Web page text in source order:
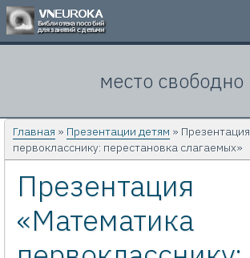
Кроссворды
Презентации
Задачи
Картинки
Контакты
место свободно
Главная » Презентации детям »
первокласснику: перестановка слагаемых»
Презентация
«Математика